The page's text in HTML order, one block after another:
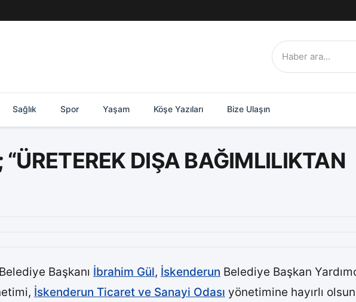
Ara:
Sağlık Spor Yaşam Köşe Yazıları Bize Ulaşın
DIŞA BAĞIMLILIKTAN
Belediye Başkanı İbrahim Gül, İskenderun Belediye Başkan
İskenderun Ticaret ve Sanayi Odası yönetimine hayırlı